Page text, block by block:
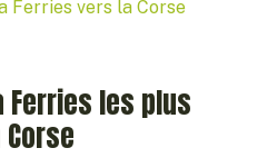
Ferries vers la Corse
Ferries les plus